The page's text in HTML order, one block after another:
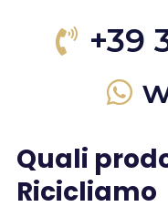
+39
Quali
Ricicliamo